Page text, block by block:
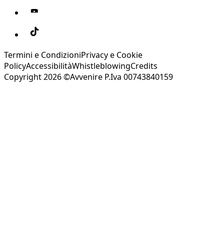
Termini e CondizioniPrivacy e Cookie
PolicyAccessibilitàWhistleblowingCredits
Copyright 2026 ©Avvenire P.Iva 00743840159